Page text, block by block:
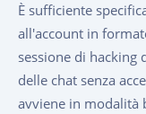
È sufficiente
all'account in
sessione di hacking
delle chat senza
avviene in modalità